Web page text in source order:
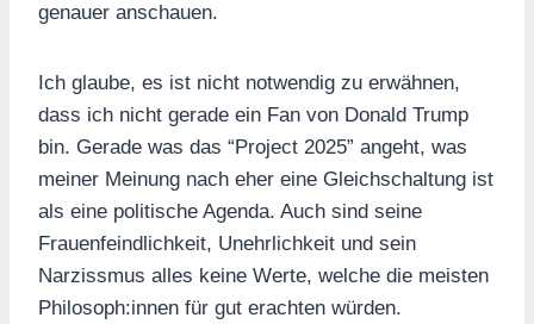
genauer anschauen.
Ich glaube, es ist nicht notwendig zu erwähnen,
dass ich nicht gerade ein Fan von Donald Trump
bin. Gerade was das “Project 2025” angeht, was
meiner Meinung nach eher eine Gleichschaltung ist
als eine politische Agenda. Auch sind seine
Frauenfeindlichkeit, Unehrlichkeit und sein
Narzissmus alles keine Werte, welche die meisten
Philosoph:innen für gut erachten würden.